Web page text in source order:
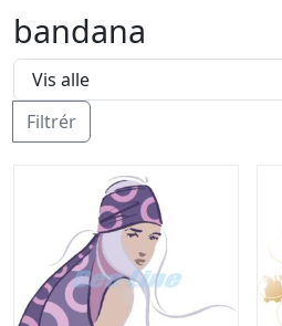
Fænomener, begreber
Fastelavn, karneval
Ferie, rejser
Fiskeri
Fly, luftfart
Fritid, hobby
Frugt, grønt
Halloween
Håndværk
Haven
bandana
Filtrér